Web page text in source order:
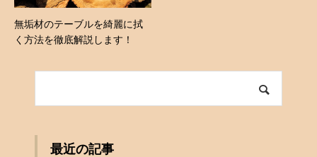
無垢材のテーブルを綺麗に拭
く方法を徹底解説します！
最近の記事